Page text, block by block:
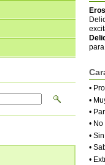
•
•
•
•
•
•
•